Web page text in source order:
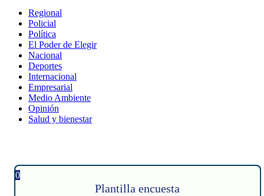
Regional
Policial
Política
El Poder de Elegir
Nacional
Deportes
Internacional
Empresarial
Medio Ambiente
Opinión
Salud y bienestar
0
Plantilla encuesta